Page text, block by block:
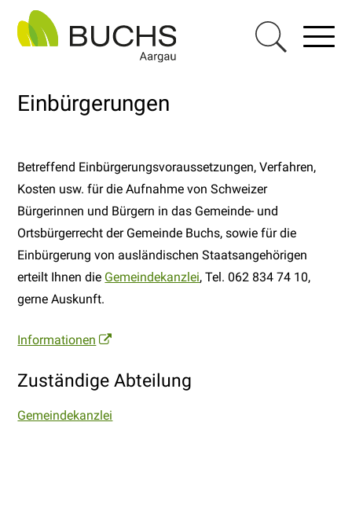
Navigieren in Buchs AG
Schnellnavigation
Menu
Einbürgerungen
Betreffend Einbürgerungsvoraussetzungen, Verfahren,
Kosten usw. für die Aufnahme von Schweizer
Bürgerinnen und Bürgern in das Gemeinde- und
Ortsbürgerrecht der Gemeinde Buchs, sowie für die
Einbürgerung von ausländischen Staatsangehörigen
erteilt Ihnen die Gemeindekanzlei, Tel. 062 834 74 10,
gerne Auskunft.
Informationen
Zuständige Abteilung
Gemeindekanzlei